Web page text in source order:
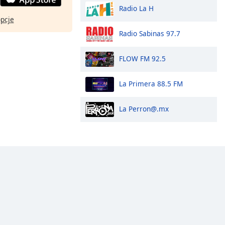
Radio La H
Radio Sabinas 97.7
FLOW FM 92.5
La Primera 88.5 FM
La Perron@.mx